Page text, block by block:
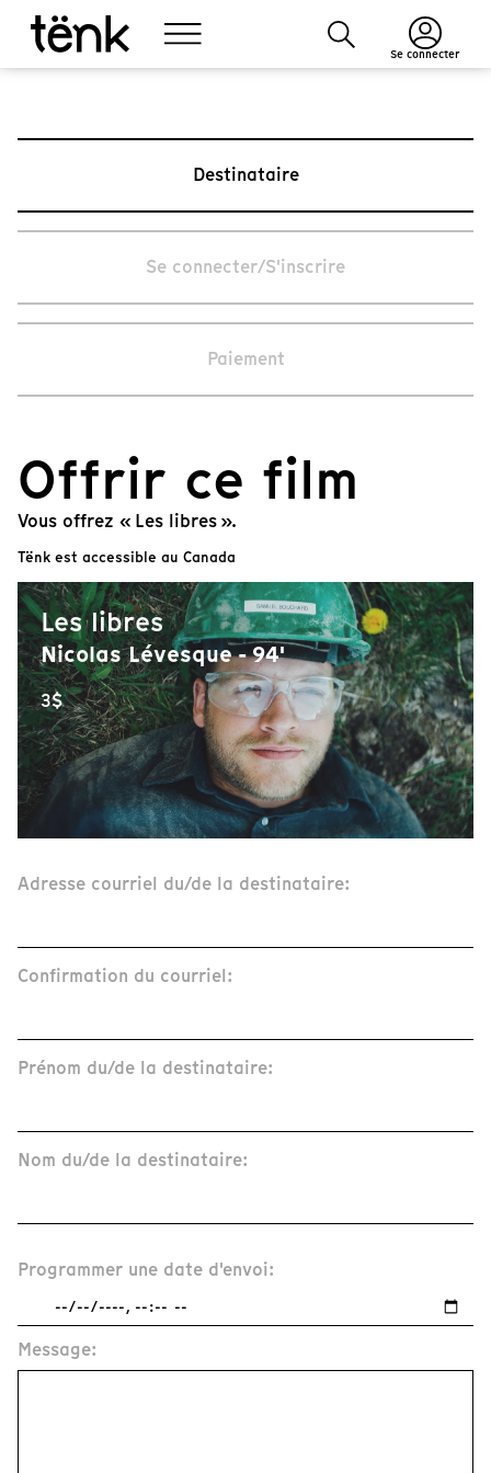
Se connecter
Destinataire
Se connecter/S'inscrire
Paiement
Offrir ce film
Vous offrez « Les libres ».
Tënk est accessible au Canada
Les libres
Nicolas Lévesque - 94'
3$
Adresse courriel du/de la destinataire:
Confirmation du courriel:
Prénom du/de la destinataire:
Nom du/de la destinataire:
Programmer une date d'envoi:
Message: